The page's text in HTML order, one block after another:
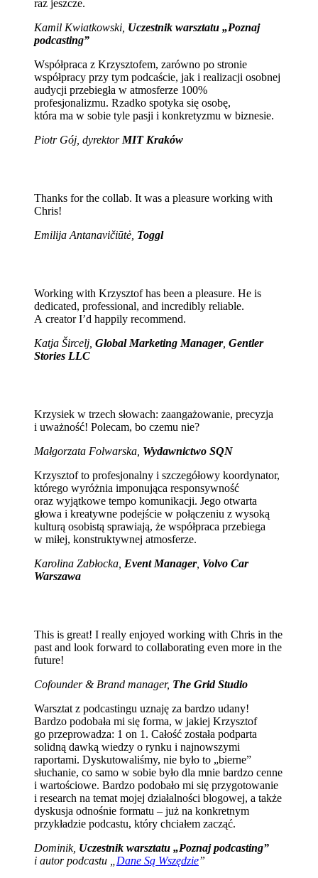
raz jeszcze.
Kamil Kwiatkowski, Uczestnik warsztatu „Poznaj
podcasting”
Współpraca z Krzysztofem, zarówno po stronie
współpracy przy tym podcaście, jak i realizacji osobnej
audycji przebiegła w atmosferze 100%
profesjonalizmu. Rzadko spotyka się osobę,
która ma w sobie tyle pasji i konkretyzmu w biznesie.
Piotr Gój, dyrektorMIT Kraków
Thanks for the collab. It was a pleasure working with
Chris!
Emilija Antanavičiūtė, Toggl
Working with Krzysztof has been a pleasure. He is
dedicated, professional, and incredibly reliable.
A creator I’d happily recommend.
Katja Šircelj, Global Marketing Manager, Gentler
Stories LLC
Krzysiek w trzech słowach: zaangażowanie, precyzja
i uważność! Polecam, bo czemu nie?
Małgorzata Folwarska, Wydawnictwo SQN
Krzysztof to profesjonalny i szczegółowy koordynator,
którego wyróżnia imponująca responsywność
oraz wyjątkowe tempo komunikacji. Jego otwarta
głowa i kreatywne podejście w połączeniu z wysoką
kulturą osobistą sprawiają, że współpraca przebiega
w miłej, konstruktywnej atmosferze.
Karolina Zabłocka, Event Manager, Volvo Car
Warszawa
This is great! I really enjoyed working with Chris in the
past and look forward to collaborating even more in the
future!
Cofounder & Brand manager, The Grid Studio
Warsztat z podcastingu uznaję za bardzo udany!
Bardzo podobała mi się forma, w jakiej Krzysztof
go przeprowadza: 1 on 1. Całość została podparta
solidną dawką wiedzy o rynku i najnowszymi
raportami. Dyskutowaliśmy, nie było to „bierne”
słuchanie, co samo w sobie było dla mnie bardzo cenne
i wartościowe. Bardzo podobało mi się przygotowanie
i research na temat mojej działalności blogowej, a także
dyskusja odnośnie formatu – już na konkretnym
przykładzie podcastu, który chciałem zacząć.
Dominik, Uczestnik warsztatu „Poznaj podcasting”
i autor podcastu „ Dane Są Wszędzie”